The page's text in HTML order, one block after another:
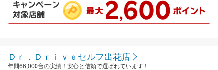
Ｄｒ．Ｄｒｉｖｅセルフ出花店
年間66,000台の実績！安心と信頼で選ばれています！